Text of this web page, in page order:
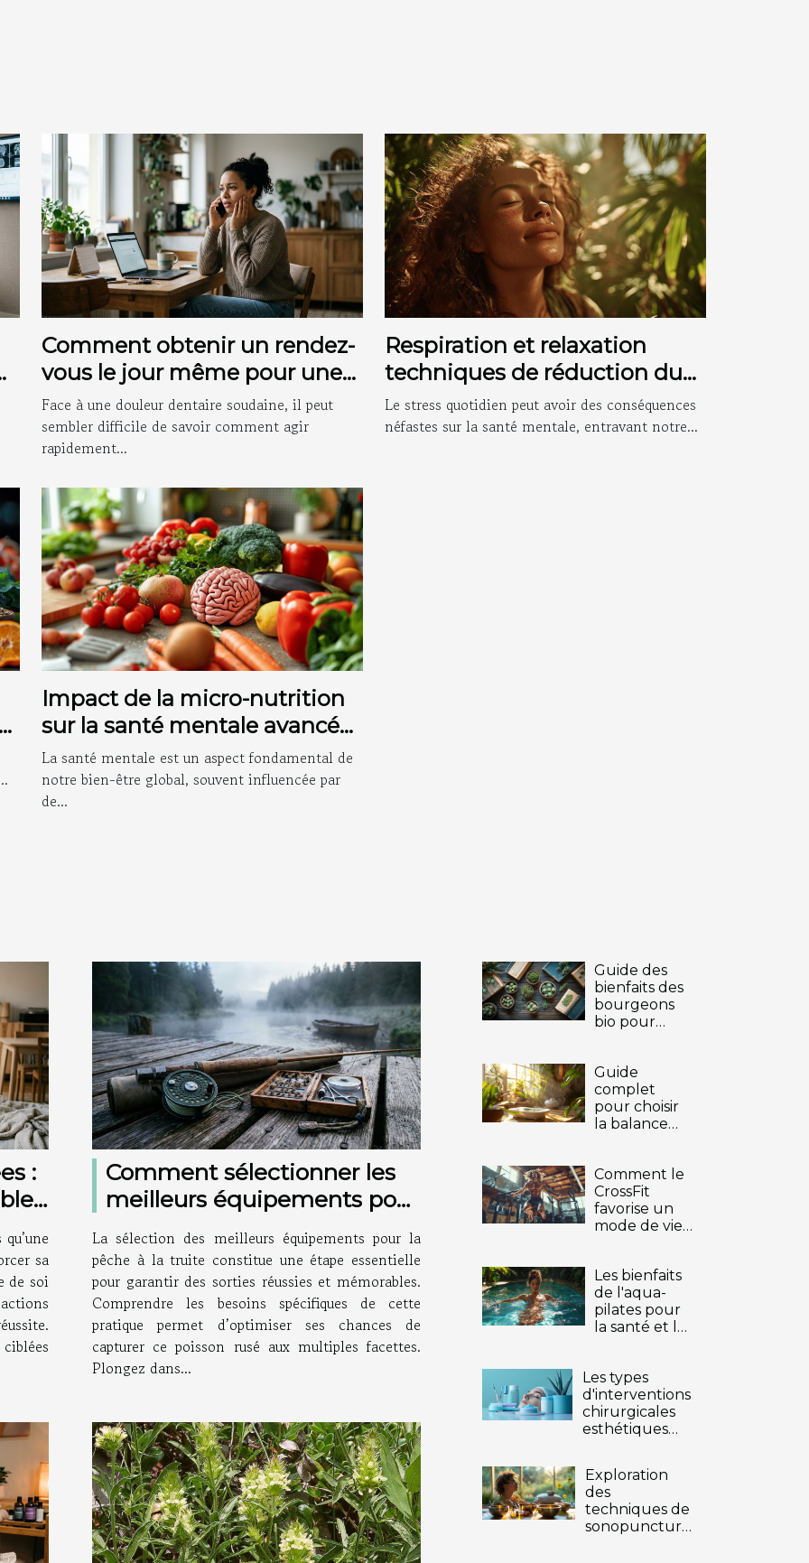
Comment obtenir un rendez-
vous le jour même pour une
urgence dentaire ?
Face à une douleur dentaire soudaine, il peut
sembler difficile de savoir comment agir
rapidement...
Respiration et relaxation
techniques de réduction du
stress pour améliorer la santé
mentale
Le stress quotidien peut avoir des conséquences
néfastes sur la santé mentale, entravant notre...
Impact de la micro-nutrition
sur la santé mentale avancées
et conseils pratiques
La santé mentale est un aspect fondamental de
notre bien-être global, souvent influencée par
de...
:
sa
de soi
Comment sélectionner les
meilleurs équipements pour
la pêche à la truite ?
La sélection des meilleurs équipements pour la
pêche à la truite constitue une étape essentielle
pour garantir des sorties réussies et mémorables.
Comprendre les besoins spécifiques de cette
pratique permet d’optimiser ses chances de
capturer ce poisson rusé aux multiples facettes.
Plongez dans...
Guide des
bienfaits des
bourgeons
bio pour
quotidien
Guide
complet
pour choisir
la balance
fonction de
votre style de
vie
Comment le
CrossFit
favorise un
mode de vie
Les bienfaits
de l'aqua-
pilates pour
la santé et le
Les types
d'interventions
chirurgicales
esthétiques
avantages
Exploration
des
techniques de
sonopuncture